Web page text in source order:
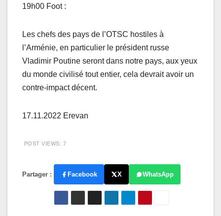
19h00 Foot :
Les chefs des pays de l’OTSC hostiles à
l’Arménie, en particulier le président russe
Vladimir Poutine seront dans notre pays, aux yeux
du monde civilisé tout entier, cela devrait avoir un
contre-impact décent.
17.11.2022 Erevan
POST VIEWS: 7
Partager : Facebook X WhatsApp